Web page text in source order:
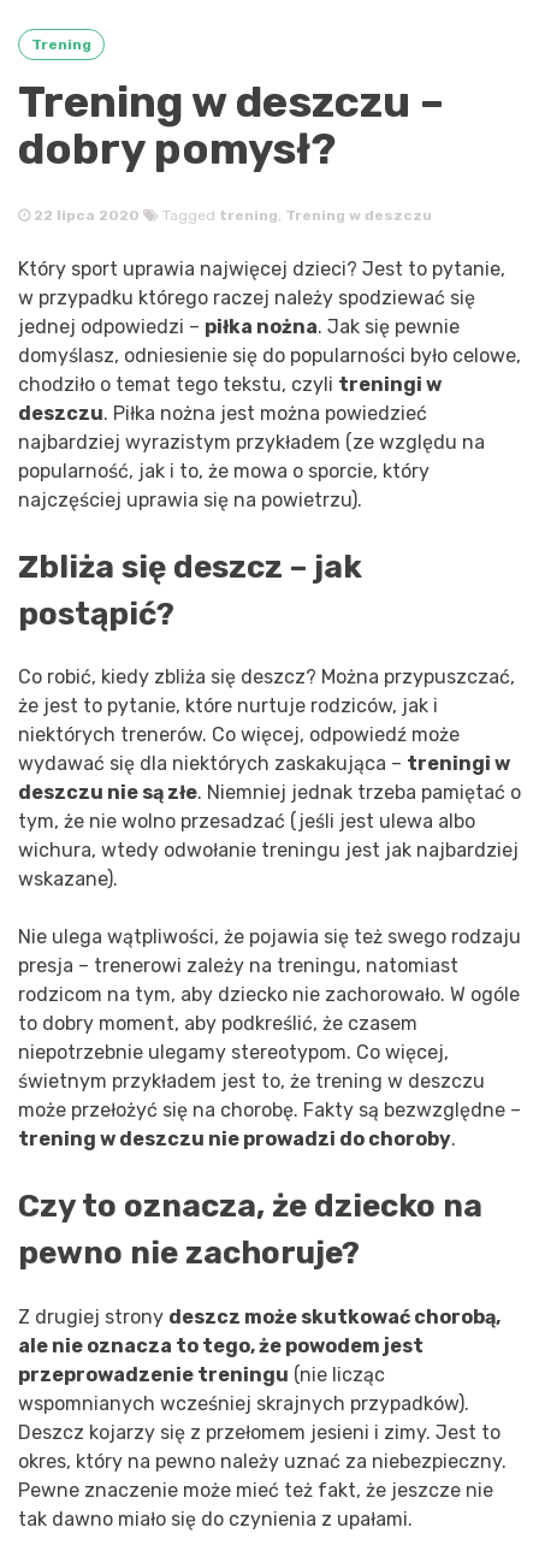
Trening
Trening w deszczu –
dobry pomysł?
22 lipca 2020 Tagged trening Trening w deszczu
Który sport uprawia najwięcej dzieci? Jest to pytanie,
w przypadku którego raczej należy spodziewać się
jednej odpowiedzi – piłka nożna. Jak się pewnie
domyślasz, odniesienie się do popularności było celowe,
chodziło o temat tego tekstu, czyli treningi w
deszczu. Piłka nożna jest można powiedzieć
najbardziej wyrazistym przykładem (ze względu na
popularność, jak i to, że mowa o sporcie, który
najczęściej uprawia się na powietrzu).
Zbliża się deszcz – jak
postąpić?
Co robić, kiedy zbliża się deszcz? Można przypuszczać,
że jest to pytanie, które nurtuje rodziców, jak i
niektórych trenerów. Co więcej, odpowiedź może
wydawać się dla niektórych zaskakująca – treningi w
deszczu nie są złe. Niemniej jednak trzeba pamiętać o
tym, że nie wolno przesadzać (jeśli jest ulewa albo
wichura, wtedy odwołanie treningu jest jak najbardziej
wskazane).
Nie ulega wątpliwości, że pojawia się też swego rodzaju
presja – trenerowi zależy na treningu, natomiast
rodzicom na tym, aby dziecko nie zachorowało. W ogóle
to dobry moment, aby podkreślić, że czasem
niepotrzebnie ulegamy stereotypom. Co więcej,
świetnym przykładem jest to, że trening w deszczu
może przełożyć się na chorobę. Fakty są bezwzględne –
trening w deszczu nie prowadzi do choroby.
Czy to oznacza, że dziecko na
pewno nie zachoruje?
Z drugiej strony deszcz może skutkować chorobą,
ale nie oznacza to tego, że powodem jest
przeprowadzenie treningu (nie licząc
wspomnianych wcześniej skrajnych przypadków).
Deszcz kojarzy się z przełomem jesieni i zimy. Jest to
okres, który na pewno należy uznać za niebezpieczny.
Pewne znaczenie może mieć też fakt, że jeszcze nie
tak dawno miało się do czynienia z upałami.